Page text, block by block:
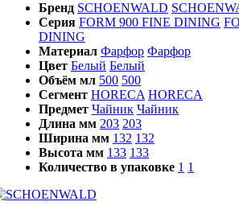
Бренд SCHOENWALD
Серия FORM 900 FINE DINING
DINING
Материал Фарфор Фарфор
Цвет Белый Белый
Объём мл 500 500
Сегмент HORECA HORECA
Предмет Чайник Чайник
Длина мм 203 203
Ширина мм 132 132
Высота мм 133 133
Количество в упаковке 1 1